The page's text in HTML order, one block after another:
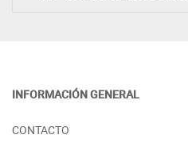
CON PATAS RETRO - PINO
INFORMACIÓN GENERAL
CONTACTO